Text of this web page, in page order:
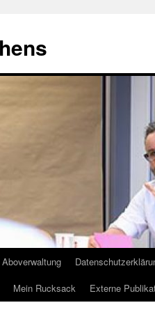
Aboverwaltung
Mein Rucksack Externe